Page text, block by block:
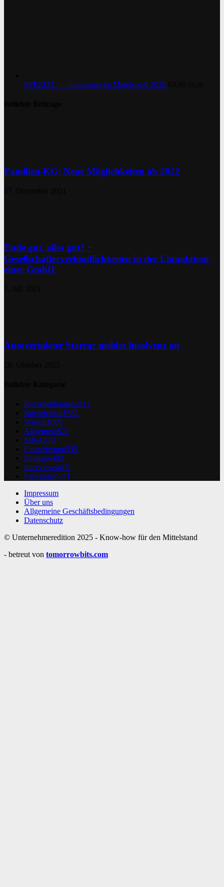
SPEZIAL — Investoren im Mittelstand 2026
Familien-KG: Neue Möglichkeiten ab 2022
Ende gut, alles gut? −
Gesellschafterverbindlichkeiten in der Liquidation
einer GmbH
Autovermieter Starcar meldet Insolvenz an
Kurzmeldungen2112
Nachrichten1582
Wissen1089
Allgemein821
M&A570
Finanzierung535
Strategie493
Interviews415
Fallstudien371
Impressum
Über uns
Allgemeine Geschäftsbedingungen
Datenschutz
© Unternehmeredition 2025 - Know-how für den Mittelstand
- betreut von tomorrowbits.com